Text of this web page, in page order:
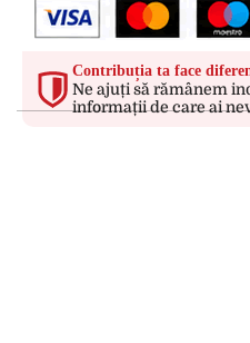
Contribuția ta face
Ne ajuți să rămânem
informații de care ai